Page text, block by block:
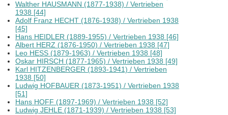
Walther HAUSMANN (1877-1938) / Vertrieben
1938 [44]
Adolf Franz HECHT (1876-1938) / Vertrieben 1938
[45]
Hans HEIDLER (1889-1955) / Vertrieben 1938 [46]
Albert HERZ (1876-1950) / Vertrieben 1938 [47]
Leo HESS (1879-1963) / Vertrieben 1938 [48]
Oskar HIRSCH (1877-1965) / Vertrieben 1938 [49]
Karl HITZENBERGER (1893-1941) / Vertrieben
1938 [50]
Ludwig HOFBAUER (1873-1951) / Vertrieben 1938
[51]
Hans HOFF (1897-1969) / Vertrieben 1938 [52]
Ludwig JEHLE (1871-1939) / Vertrieben 1938 [53]